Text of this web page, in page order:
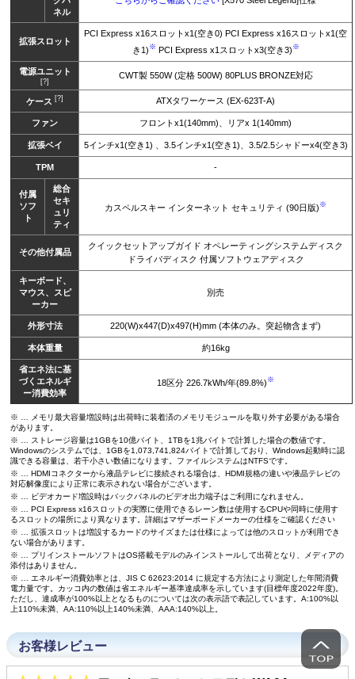
ネル
拡張スロット
PCI Express x16スロットx1(空き0) PCI Express x16スロットx1(空
き1) ※ PCI Express x1スロットx3(空き3) ※
電源ユニット
[?]
CWT製 550W (定格 500W) 80PLUS BRONZE対応
ケース [?] ATXタワーケース (EX-623T-A)
ファン フロントx1(140mm)、リアx 1(140mm)
拡張ベイ 5インチx1(空き1) 、3.5インチx1(空き1)、3.5/2.5シャドーx4(空き3)
TPM -
付属
ソフ
ト
総合
セキ
ュリ
ティ
カスペルスキー インターネット セキュリティ (90日版) ※
その他付属品
クイックセットアップガイド オペレーティングシステムディスク
ドライバディスク 付属ソフトウェアディスク
キーボード、
マウス、スピ
ーカー
別売
外形寸法 220(W)x447(D)x497(H)mm (本体のみ。突起物含まず)
本体重量 約16kg
省エネ法に基
づくエネルギ
ー消費効率
18区分 226.7kWh/年(89.8%) ※
※ … メモリ最大容量増設時は出荷時に装着済のメモリモジュールを取り外す必要がある場合
があります。
※ … ストレージ容量は1GBを10億バイト、1TBを1兆バイトで計算した場合の数値です。
Windowsのシステムでは、1GBを1,073,741,824バイトで計算しており、Windows起動時に認
識できる容量は、若干小さい数値になります。ファイルシステムはNTFSです。
※ … HDMIコネクターから液晶テレビに接続される場合は、HDMI規格の違いや液晶テレビの
対応解像度により正常に表示されない場合がございます。
※ … ビデオカード増設時はバックパネルのビデオ出力端子はご利用になれません。
※ … PCI Express x16スロットの実際に使用できるレーン数は使用するCPUや同時に使用す
るスロットの場所により異なります。詳細はマザーボードメーカーの仕様をご確認ください
※ … 拡張スロットは増設するカードのサイズまたは仕様によっては他のスロットが利用でき
ない場合があります。
※ … プリインストールソフトはOS搭載モデルのみインストールして出荷となり、メディアの
添付はありません。
※ … エネルギー消費効率とは、JIS C 62623:2014 に規定する方法により測定した年間消費
電力量です。カッコ内の数値は省エネルギー基準達成率を示しています(目標年度2022年度)。
ただし、達成率が100%以上となるものについては次の表示語で表記しています。A:100%以
上110%未満、AA:110%以上140%未満、AAA:140%以上。
お客様レビュー